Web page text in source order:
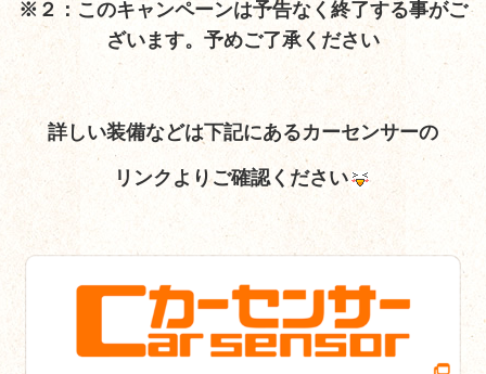
※２：このキャンペーンは予告なく終了する事がご
ざいます。予めご了承ください
詳しい装備などは下記にあるカーセンサーの
リンクよりご確認ください